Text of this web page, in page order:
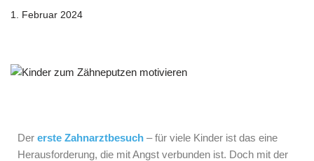
1. Februar 2024
Der erste Zahnarztbesuch – für viele Kinder ist das eine
Herausforderung, die mit Angst verbunden ist. Doch mit der